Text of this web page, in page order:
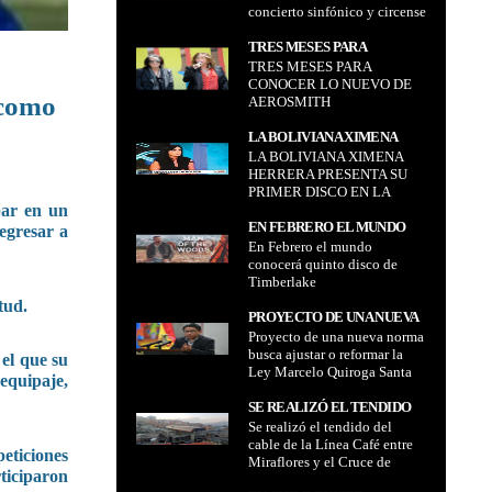
en un
a
que su
CIRCENSE "CIRCO
PAZ
concierto sinfónico y circense
Paz
TRES MESES PARA
CONOCER LO NUEVO DE
AEROSMITH
TRES MESES PARA
CONOCER LO NUEVO DE
AEROSMITH
LA BOLIVIANA XIMENA
HERRERA PRESENTA SU
PRIMER DISCO EN LA
CADENA CNN
LA BOLIVIANA XIMENA
HERRERA PRESENTA SU
PRIMER DISCO EN LA
EN FEBRERO EL MUNDO
CONOCERÁ QUINTO DISCO
DE TIMBERLAKE
En Febrero el mundo
conocerá quinto disco de
Timberlake
PROYECTO DE UNA NUEVA
NORMA BUSCA AJUSTAR O
REFORMAR LA LEY
MARCELO QUIROGA SANTA
CRUZ INCLUYE LA FIGURA
DE "COLABORADOR
EFICAZ" O "DELACIÓN
PREMIADA" PARA
FORTALECER LA LUCHA
Proyecto de una nueva norma
busca ajustar o reformar la
Ley Marcelo Quiroga Santa
"colaborador eficaz" o
"delación premiada" para
fortalecer la lucha contra la
corrupción en Bolivia lo
SE REALIZÓ EL TENDIDO
DEL CABLE DE LA LÍNEA
CAFÉ ENTRE MIRAFLORES
Y EL CRUCE DE VILLAS
Se realizó el tendido del
cable de la Línea Café entre
Miraflores y el Cruce de